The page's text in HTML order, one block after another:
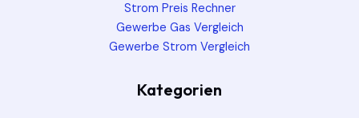
Strom Preis Rechner
Gewerbe Gas Vergleich
Gewerbe Strom Vergleich
Kategorien